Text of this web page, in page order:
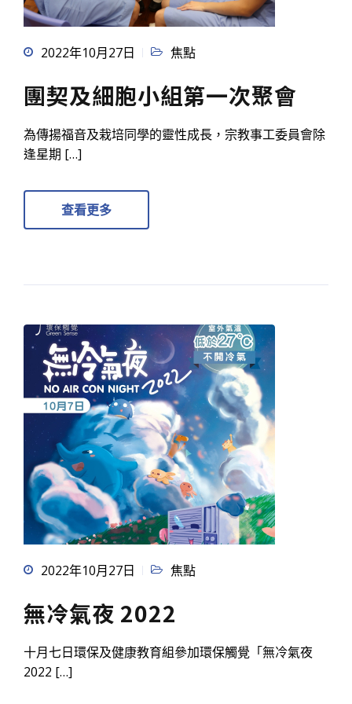
2022年10月27日 焦點
團契及細胞小組第一次聚會
為傳揚福音及栽培同學的靈性成長，宗教事工委員會除
逢星期 […]
查看更多
2022年10月27日 焦點
無冷氣夜 2022
十月七日環保及健康教育組參加環保觸覺「無冷氣夜
2022 […]